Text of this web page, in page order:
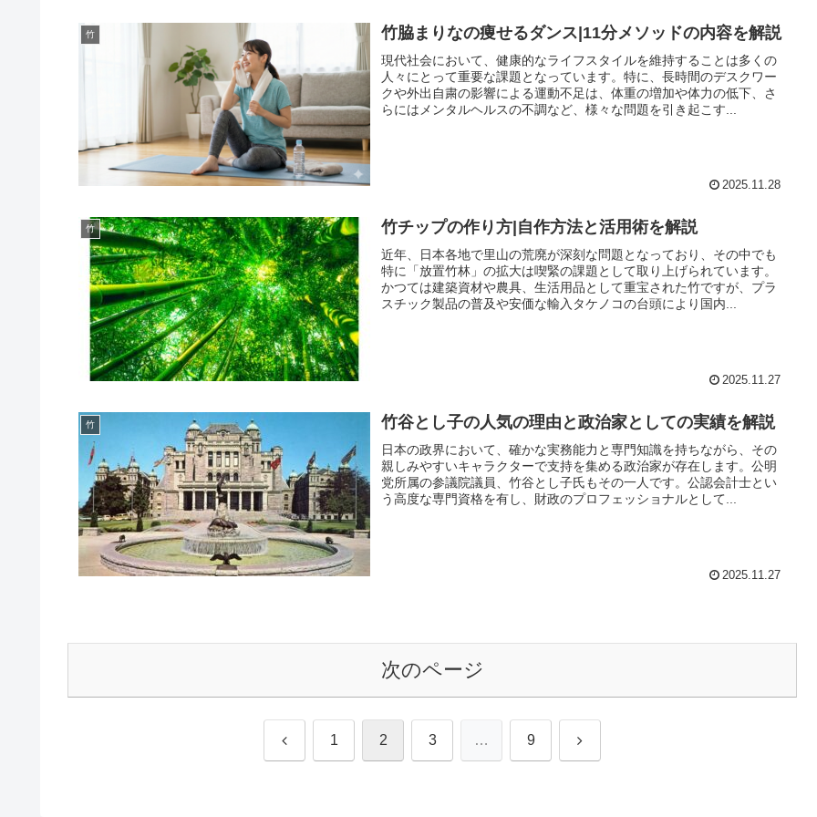
竹 竹脇まりなの痩せるダンス|11分メソッドの内容を解説
現代社会において、健康的なライフスタイルを維持することは多くの
人々にとって重要な課題となっています。特に、長時間のデスクワー
クや外出自粛の影響による運動不足は、体重の増加や体力の低下、さ
らにはメンタルヘルスの不調など、様々な問題を引き起こす...
2025.11.28
竹 竹チップの作り方|自作方法と活用術を解説
近年、日本各地で里山の荒廃が深刻な問題となっており、その中でも
特に「放置竹林」の拡大は喫緊の課題として取り上げられています。
かつては建築資材や農具、生活用品として重宝された竹ですが、プラ
スチック製品の普及や安価な輸入タケノコの台頭により国内...
2025.11.27
竹 竹谷とし子の人気の理由と政治家としての実績を解説
日本の政界において、確かな実務能力と専門知識を持ちながら、その
親しみやすいキャラクターで支持を集める政治家が存在します。公明
党所属の参議院議員、竹谷とし子氏もその一人です。公認会計士とい
う高度な専門資格を有し、財政のプロフェッショナルとして...
2025.11.27
次のページ
前 1 2 3 … 9 次